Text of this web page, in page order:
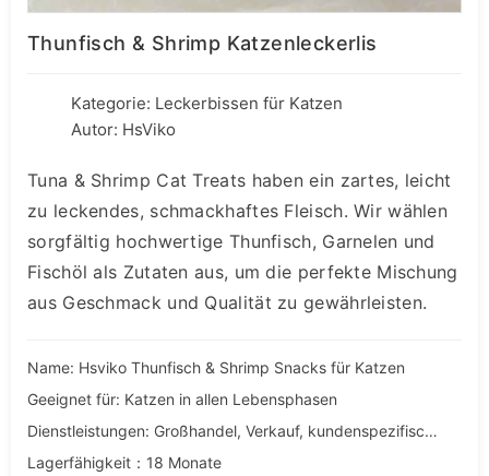
Thunfisch & Shrimp Katzenleckerlis
Kategorie: Leckerbissen für Katzen
Autor: HsViko
Tuna & Shrimp Cat Treats haben ein zartes, leicht
zu leckendes, schmackhaftes Fleisch. Wir wählen
sorgfältig hochwertige Thunfisch, Garnelen und
Fischöl als Zutaten aus, um die perfekte Mischung
aus Geschmack und Qualität zu gewährleisten.
Name: Hsviko Thunfisch & Shrimp Snacks für Katzen
Geeignet für: Katzen in allen Lebensphasen
Dienstleistungen: Großhandel, Verkauf, kundenspezifische, OEM- und ODM-Dienstleistungen
Lagerfähigkeit：18 Monate